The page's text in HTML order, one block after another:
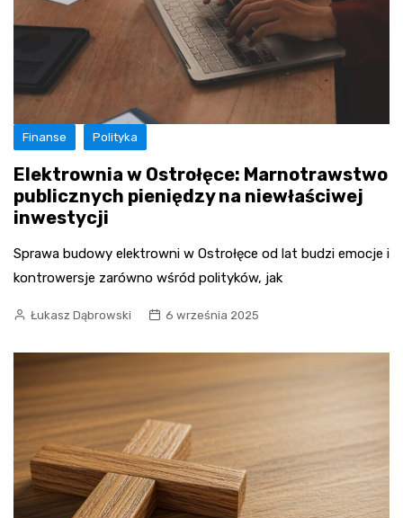
Finanse Polityka
Elektrownia w Ostrołęce: Marnotrawstwo
publicznych pieniędzy na niewłaściwej
inwestycji
Sprawa budowy elektrowni w Ostrołęce od lat budzi emocje i
kontrowersje zarówno wśród polityków, jak
Łukasz Dąbrowski 6 września 2025